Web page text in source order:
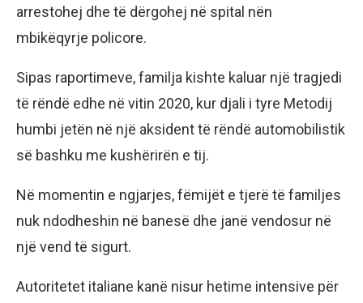
arrestohej dhe të dërgohej në spital nën
mbikëqyrje policore.
Sipas raportimeve, familja kishte kaluar një tragjedi
të rëndë edhe në vitin 2020, kur djali i tyre Metodij
humbi jetën në një aksident të rëndë automobilistik
së bashku me kushërirën e tij.
Në momentin e ngjarjes, fëmijët e tjerë të familjes
nuk ndodheshin në banesë dhe janë vendosur në
një vend të sigurt.
Autoritetet italiane kanë nisur hetime intensive për